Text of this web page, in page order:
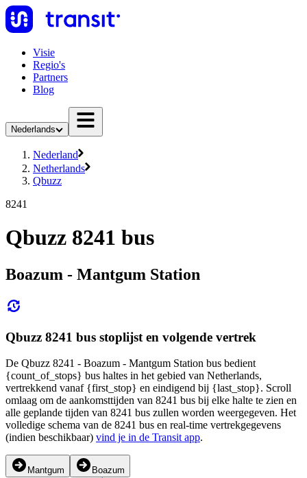
Visie
Regio's
Partners
Blog
Nederlands
Nederland
Netherlands
Qbuzz
8241
Qbuzz 8241 bus
Boazum - Mantgum Station
Qbuzz 8241 bus stoplijst en volgende vertrek
De Qbuzz 8241 - Boazum - Mantgum Station bus bedient
{count_of_stops} bus haltes in het gebied van Netherlands,
vertrekkend vanaf {first_stop} en eindigend bij {last_stop}. Scroll
omlaag om de aankomsttijden van 8241 bus bij elke halte te zien en
alle geplande tijden van 8241 bus zullen worden weergegeven. Het
volledige schema van de 8241 bus en real-time vertrekgegevens
(indien beschikbaar) vind je in de Transit app.
Mantgum Boazum